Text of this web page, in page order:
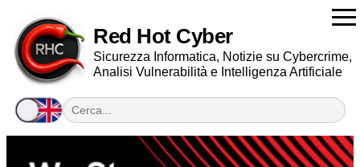
Red Hot Cyber
Sicurezza Informatica, Notizie su Cybercrime,
Analisi Vulnerabilità e Intelligenza Artificiale